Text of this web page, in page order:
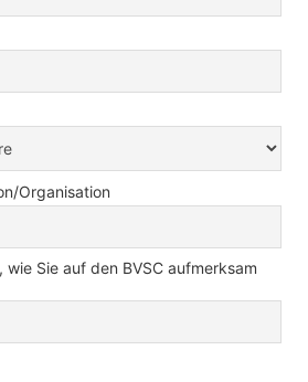
Organisation
wie Sie auf den BVSC aufmerksam